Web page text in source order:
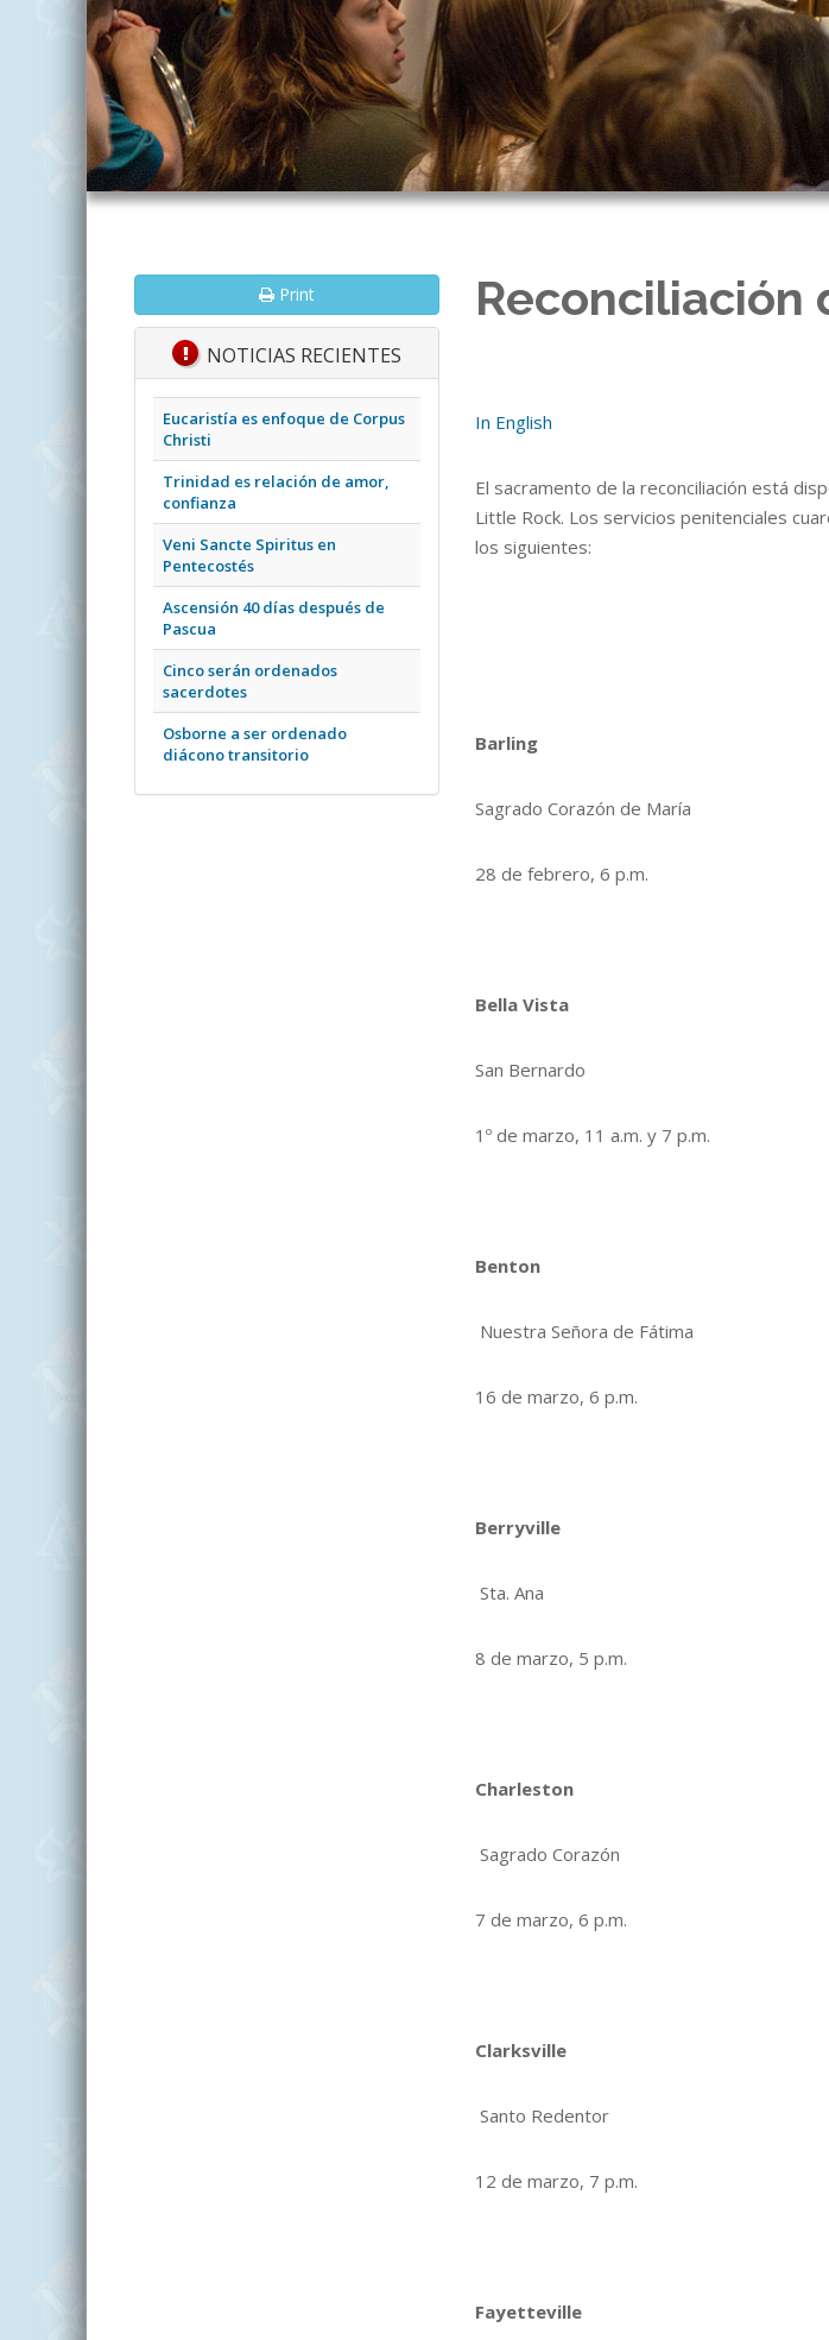
Reconciliación
In English
El sacramento de la reconciliación está
Little Rock. Los servicios penitenciales
los siguientes:
Barling
Sagrado Corazón de María
28 de febrero, 6 p.m.
Bella Vista
San Bernardo
1º de marzo, 11 a.m. y 7 p.m.
Benton
Nuestra Señora de Fátima
16 de marzo, 6 p.m.
Berryville
Sta. Ana
8 de marzo, 5 p.m.
Charleston
Sagrado Corazón
7 de marzo, 6 p.m.
Clarksville
Santo Redentor
12 de marzo, 7 p.m.
Fayetteville
Print
NOTICIAS RECIENTES
Eucaristía es enfoque de Corpus
Christi
Trinidad es relación de amor,
confianza
Veni Sancte Spiritus en
Pentecostés
Ascensión 40 días después de
Pascua
Cinco serán ordenados
sacerdotes
Osborne a ser ordenado
diácono transitorio